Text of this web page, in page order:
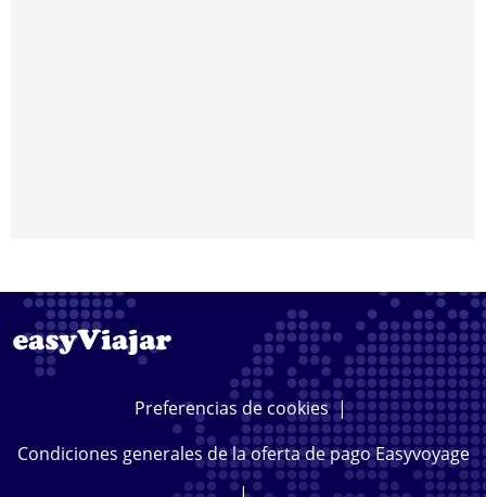
Preferencias de cookies|
Condiciones generales de la oferta de pago Easyvoyage